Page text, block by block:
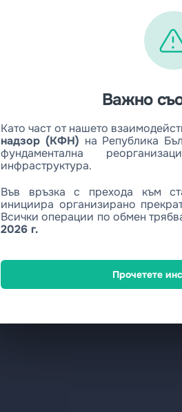
Важно
Като част от нашето
надзор (КФН) на Република
фундаментална
инфраструктура.
Във връзка с прехода към
инициира организирано
Всички операции по обмен
2026 г.
Прочетете